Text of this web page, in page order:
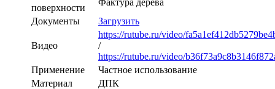
поверхности
Документы
Загрузить
Видео
https://rutube.ru/video/
/
https://rutube.ru/video/
Применение
Частное использование
Материал
ДПК